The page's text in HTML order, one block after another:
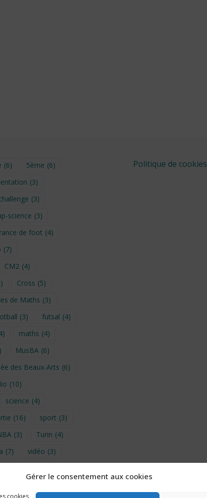
Gérer le consentement aux cookies
cookies
(6) 5ème (6)
(3)
(3)
science (3)
de foot (4)
(7)
CM2 (4)
Cross (5)
de Maths (3)
(3) futsal (4)
maths (4)
MusBA (6)
des Beaux-Arts (6)
(10)
science (4)
(16) sport (3)
(3) Turin (4)
(7) vidéo (3)
Politique de cookies